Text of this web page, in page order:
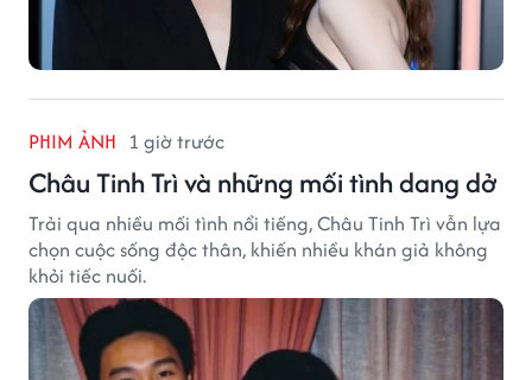
PHIM ẢNH 1 giờ trước
Châu Tinh Trì và những mối tình dang dở
Trải qua nhiều mối tình nổi tiếng, Châu Tinh Trì vẫn lựa
chọn cuộc sống độc thân, khiến nhiều khán giả không
khỏi tiếc nuối.